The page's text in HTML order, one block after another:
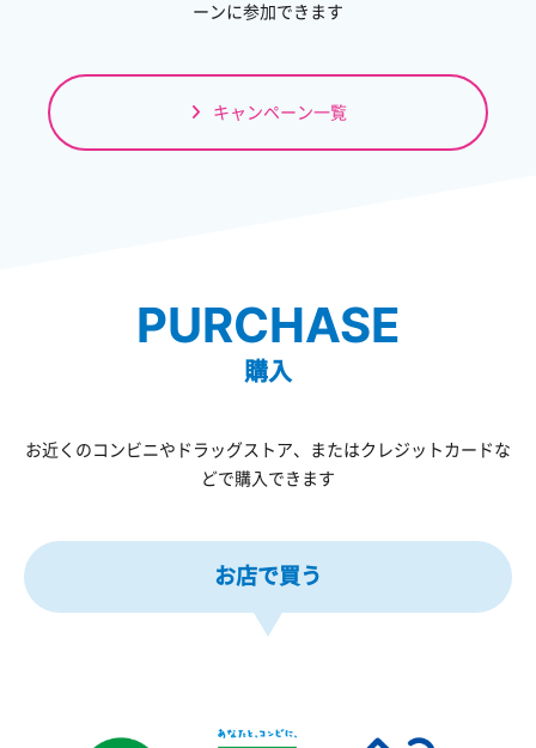
ーンに参加できます
キャンペーン一覧
PURCHASE
購入
お近くのコンビニやドラッグストア、またはクレジットカードな
どで購入できます
お店で買う